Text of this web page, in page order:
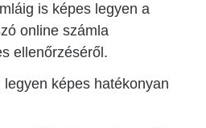
is képes legyen a
online számla
ellenőrzéséről.
képes hatékonyan